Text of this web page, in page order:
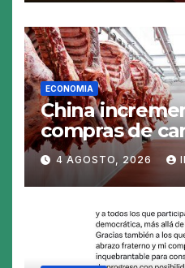
ECONOMIA
China
compras de
abrirse una
la Argentina
4 AGOSTO, 2026